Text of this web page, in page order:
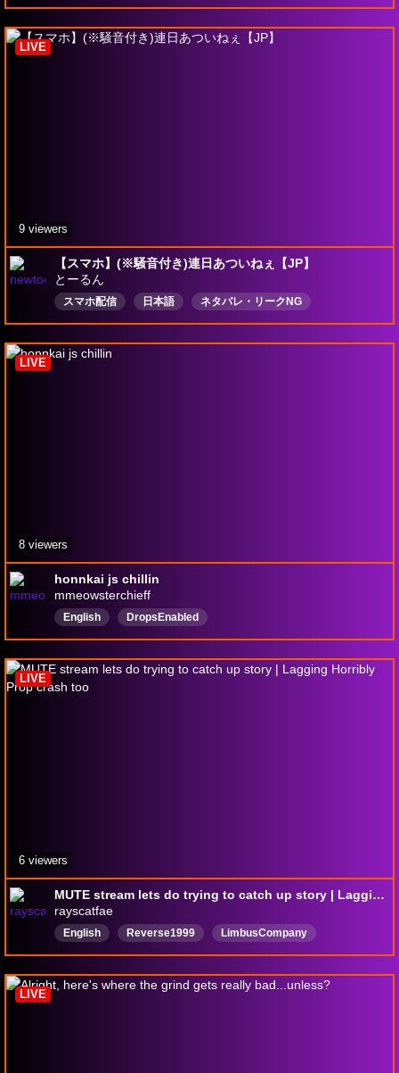
English
Cozy Gacha drops
Vtuber
interactiveStreamer
【スマホ】(※騒音付き)連日あついねぇ【JP】
とーるん
スマホ配信 日本語
ネタバレ・リークNG
Drops有効
LIVE
9 viewers
honnkai js chillin
mmeowsterchieff
English DropsEnabled
LIVE
8 viewers
MUTE stream lets do trying to catch up story | Lagging Horribly Prop crash too
rayscatfae
English Reverse1999
LimbusCompany
HonkaiStarRail
DropsEnabled
LIVE
6 viewers
LIVE